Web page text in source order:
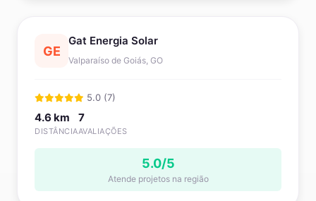
GE
Gat Energia Solar
Valparaíso de Goiás, GO
5.0 (7)
4.6 km
DISTÂNCIA
7
AVALIAÇÕES
5.0/5
Atende projetos na região